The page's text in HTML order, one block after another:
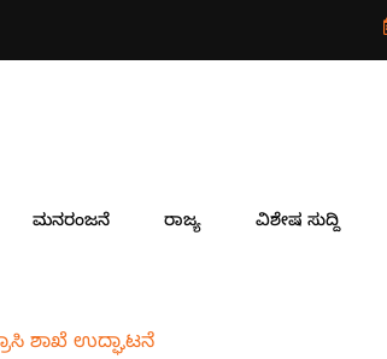
ಮನರಂಜನೆ ರಾಜ್ಯ ವಿಶೇಷ ಸುದ್ದಿ
ಶಾಖೆ ಉದ್ಘಾಟನೆ